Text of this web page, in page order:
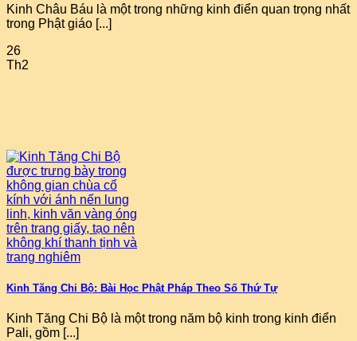
Kinh Châu Báu là một trong những kinh điển quan trọng nhất
trong Phật giáo [...]
26
Th2
Kinh Tăng Chi Bộ: Bài Học Phật Pháp Theo Số Thứ Tự
Kinh Tăng Chi Bộ là một trong năm bộ kinh trong kinh điển
Pali, gồm [...]